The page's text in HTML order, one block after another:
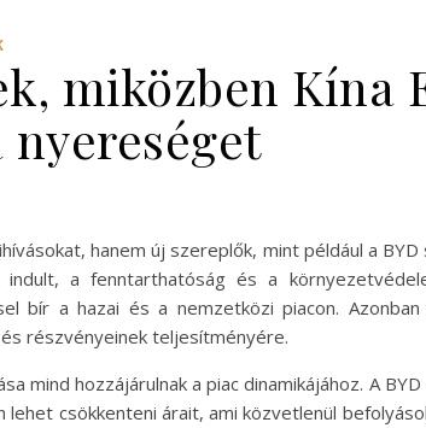
miközben Kína
hanem új szereplők, mint például a BYD
a fenntarthatóság és a
bír a hazai és a nemzetközi piacon.
részvényeinek teljesítményére.
hozzájárulnak a piac dinamikájához. A
csökkenteni árait, ami közvetlenül